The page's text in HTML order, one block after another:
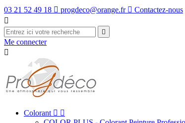
03 21 52 49 18  progdeco@orange.fr  Contactez-nous


Me connecter

Colorant  